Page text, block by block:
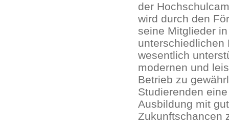
der
wird durch den
seine Mitglieder
unterschiedlichen
wesentlich
modernen und
Betrieb zu
Studierenden
Ausbildung mit
Zukunftschancen